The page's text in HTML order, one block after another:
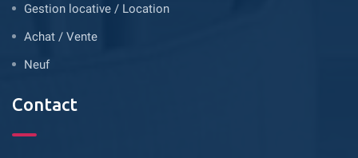
Gestion locative / Location
Achat / Vente
Neuf
Contact